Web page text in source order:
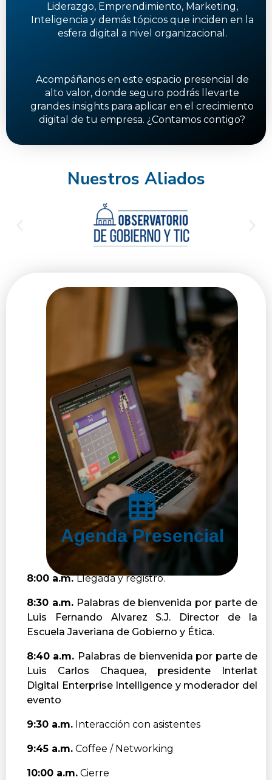
Liderazgo, Emprendimiento, Marketing,
Inteligencia y demás tópicos que inciden en la
esfera digital a nivel organizacional.
Acompáñanos en este espacio presencial de
alto valor, donde seguro podrás llevarte
grandes insights para aplicar en el crecimiento
digital de tu empresa. ¿Contamos contigo?
Nuestros Aliados
Agenda Presencial
8:00 a.m.Llegada y registro.
8:30 a.m.Palabras de bienvenida por parte de
Luis Fernando Alvarez S.J. Director de la
Escuela Javeriana de Gobierno y Ética.
8:40 a.m. Palabras de bienvenida por parte de
Luis Carlos Chaquea, presidente Interlat
Digital Enterprise Intelligence y moderador del
evento
9:30 a.m. Interacción con asistentes
9:45 a.m. Coffee / Networking
10:00 a.m. Cierre